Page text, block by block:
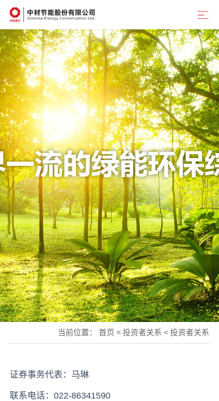
当前位置： 首页 < 投资者关系 < 投资者关系
证券事务代表：马琳
联系电话：022-86341590